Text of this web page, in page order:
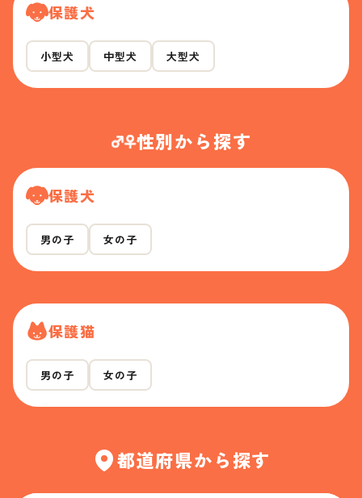
保護犬
小型犬 中型犬 大型犬
性別から探す
保護犬
男の子 女の子
保護猫
男の子 女の子
都道府県から探す